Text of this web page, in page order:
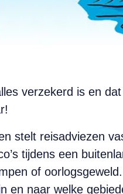
verzekerd is en
stelt reisadviezen
tijdens een
of
en naar welke